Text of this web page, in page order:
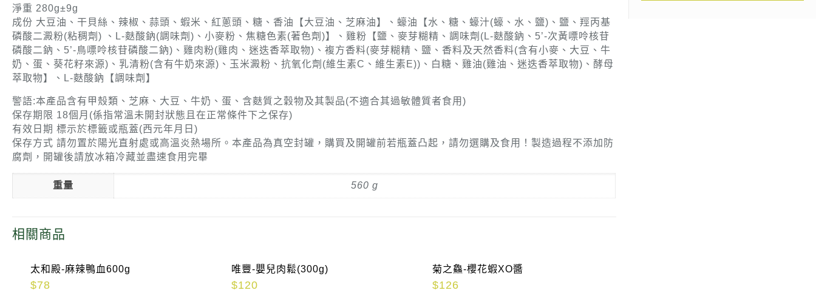
淨重 280g±9g
成份 大豆油、干貝絲、辣椒、蒜頭、蝦米、紅蔥頭、糖、香油【大豆油、芝麻油】、蠔油【水、糖、蠔汁(蠔、水、鹽)、鹽、羥丙基
磷酸二澱粉(粘稠劑) 、L-麩酸鈉(調味劑)、小麥粉、焦糖色素(著色劑)】、雞粉【鹽、麥芽糊精、調味劑(L-麩酸鈉、5’-次黃嘌呤核苷
磷酸二鈉、5’-鳥嘌呤核苷磷酸二鈉)、雞肉粉(雞肉、迷迭香萃取物)、複方香料(麥芽糊精、鹽、香料及天然香料(含有小麥、大豆、牛
奶、蛋、葵花籽來源)、乳清粉(含有牛奶來源)、玉米澱粉、抗氧化劑(維生素C、維生素E))、白糖、雞油(雞油、迷迭香萃取物)、酵母
萃取物】、L-麩酸鈉【調味劑】
警語:本產品含有甲殼類、芝麻、大豆、牛奶、蛋、含麩質之穀物及其製品(不適合其過敏體質者食用)
保存期限 18個月(係指常溫未開封狀態且在正常條件下之保存)
有效日期 標示於標籤或瓶蓋(西元年月日)
保存方式 請勿置於陽光直射處或高溫炎熱場所。本產品為真空封罐，購買及開罐前若瓶蓋凸起，請勿選購及食用！製造過程不添加防
腐劑，開罐後請放冰箱冷藏並盡速食用完畢
重量 560 g
相關商品
太和殿-麻辣鴨血600g
$78
唯豐-嬰兒肉鬆(300g)
$120
菊之鱻-櫻花蝦XO醬
$126